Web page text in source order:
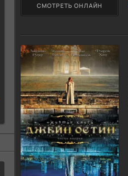
СМОТРЕТЬ ОНЛАЙН